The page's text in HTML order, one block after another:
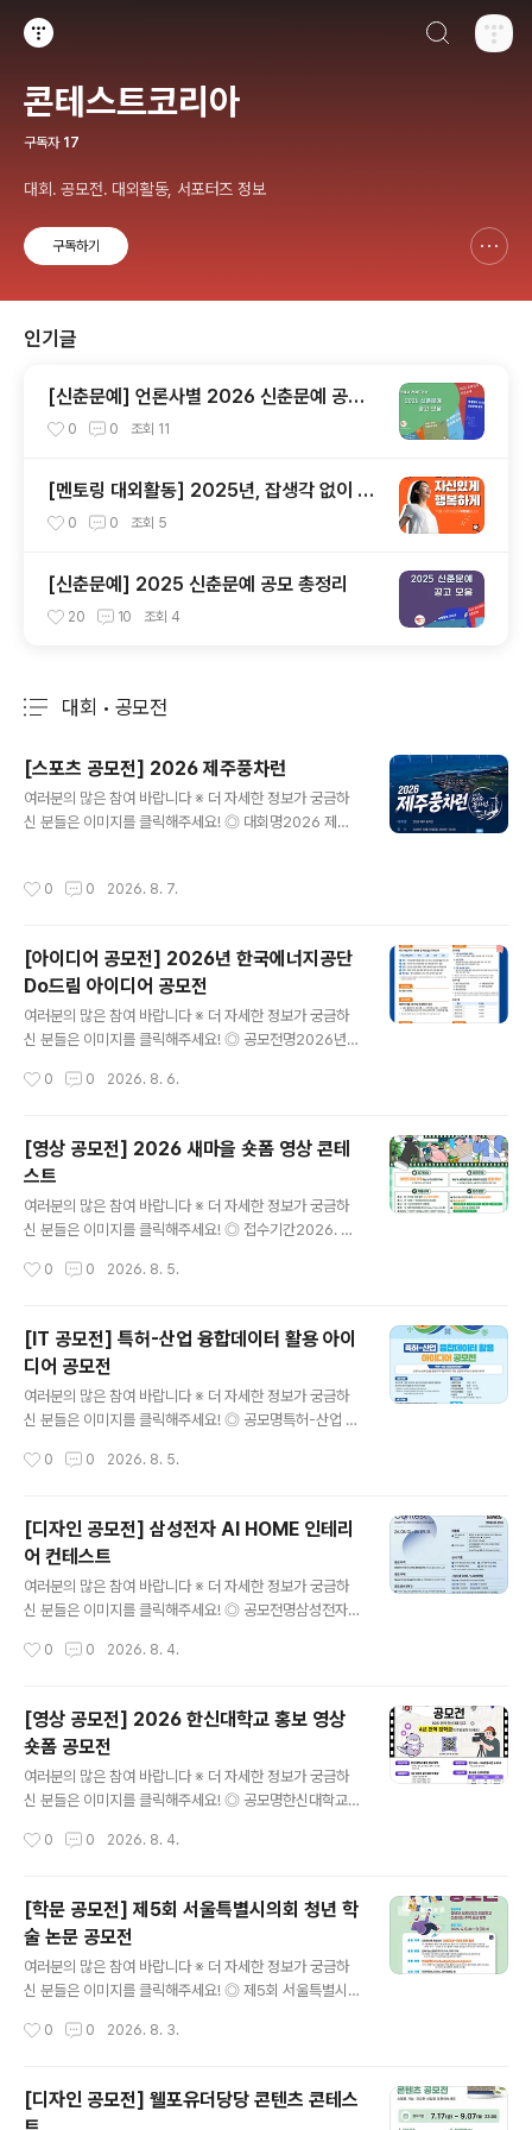
콘테스트코리아
구독자 17
대회. 공모전. 대외활동, 서포터즈 정보
구독하기
인기글
[신춘문예] 언론사별 2026 신춘문예 공고
모음
0 0 조회 11
[멘토링 대외활동] 2025년, 잡생각 없이 가
장 '나답게' 성공하는 법 ㅣ자기계발 명상캠프
0 0 조회 5
[신춘문예] 2025 신춘문예 공모 총정리
20 10 조회 4
대회 • 공모전
[스포츠 공모전] 2026 제주풍차런
여러분의 많은 참여 바랍니다 ※ 더 자세한 정보가 궁금하
신 분들은 이미지를 클릭해주세요! ◎ 대회명2026 제주
수협 다목적어업인종합지원센터제주 제주시 한림읍 한림
9:00 / 5K 09:20 ◎ 참가비 입금계좌- 은행명 : 농협- 계
좌번호 : 351-1405-5832-13- 예금주 : 주식회사 어디
감수광 ◎ 시상내용종합 시상시상은 10km 부문에 한해
진행되며, 5km 부문은 시상에서 제외됩니다.- 1위 30만
0 0 2026. 8. 7.
[아이디어 공모전] 2026년 한국에너지공단
Do드림 아이디어 공모전
여러분의 많은 참여 바랍니다 ※ 더 자세한 정보가 궁금하
신 분들은 이미지를 클릭해주세요! ◎ 공모전명2026년
EA 핵심가치(혁신 / 소통 / 안전 / 신뢰)를 주제로 한 제안 -
◎ 참가자격전국민 누구나 ◎ 접수기간2026.7.15(수) ~
2026.8.31(월) ◎ 참가방법[첨부] 제안서 작성 후 공단홈
페이지 ‘고객제안’ 게시판* 제출*(공단홈페이지) 국민소통
→ 고객만족시스템 → 고객제안 →신청분야[Do드림 아이
디어 공모전] ◎ 제안채택 및 시행① 제안요건 충족여부 등
안시행부서) 사전 채택여부 검토(내용 충실도에 따라 불채
0 0 2026. 8. 6.
[영상 공모전] 2026 새마을 숏폼 영상 콘테
스트
여러분의 많은 참여 바랍니다 ※ 더 자세한 정보가 궁금하
신 분들은 이미지를 클릭해주세요! ◎ 접수기간2026. 6.
주하는 누구나 참여 가능(개인 또는 4인 이하 팀) ◎ 공모
작품규격유형 : 저작권 걱정 없는 순수 창작 콘텐츠시간 : 3
0초~90초 (60초 이내 권장)규격 : 16:9 가로형 또는 세로
형 영상형식 : 표준 영상파일 형식(MP4, MOV, AVI 등)해
상도 : 1920×1080px 또는 1080×1920px ◎ 접수방
법① 필수 해시태그와 함께 개인 SNS 업로드[ 필수 해시
제출서류 작성 후 이메일 제출[ 제출..
0 0 2026. 8. 5.
[IT 공모전] 특허-산업 융합데이터 활용 아이
디어 공모전
여러분의 많은 참여 바랍니다 ※ 더 자세한 정보가 궁금하
신 분들은 이미지를 클릭해주세요! ◎ 공모명특허-산업 융
인공지능 분류모델을 활용하여 개별 특허가 어떤 산업에
(원)생 (대표자 포함 4인 이내 팀 구성) ◎ 일 정○ 2026.
7.23. ~ 9. 11. 접수 기간○ 2026. 9.28. ~ 11. 13. 결과물
제출○ 2026. 11.16. ~ 11. 20. 1차 심사○ 2026. 11.21.
~ 11. 27. 발표 자료 제출○ 2026. 12.02. 2차 심사○ 2
026. 12월 중 시상식 진..
0 0 2026. 8. 5.
[디자인 공모전] 삼성전자 AI HOME 인테리
어 컨테스트
여러분의 많은 참여 바랍니다 ※ 더 자세한 정보가 궁금하
신 분들은 이미지를 클릭해주세요! ◎ 공모전명삼성전자
Contest 삼성전자 AI 기반 주거 공간 디자인 공모전 ◎
인사업자 소속) ◎ 공모주제Space for AI, Design for
Life(AI 가전을 품은 주거 공간 디자인) ◎ 공모 분야(택1)
1. AI키친: 냉장고, 후드일체형 인덕션, AI 스팀, 식기세척
기 등 주방 설계2. AI리빙 : TV, 시스템에어컨, 공기청정기
등 거실 설계※ 자세한 제품 AI 기능과 가이드 팁은 삼성 비
01~09.18수상자 발..
0 0 2026. 8. 4.
[영상 공모전] 2026 한신대학교 홍보 영상
숏폼 공모전
여러분의 많은 참여 바랍니다 ※ 더 자세한 정보가 궁금하
신 분들은 이미지를 클릭해주세요! ◎ 공모명한신대학교
(브랜드 광고, 입시 홍보, 캠퍼스 소개 등 형식 자유) ◎ 응
학생 및 이에 준하는 연령의 청소년 모두 참여 가능(중고등
학교·대안학교·비인가 교육기관·해외학교 재학생 및 검정
고시 준비생 등 포함) ◎ 공모일정- 접수: 2026.7.20(월)
~8.18(화) - 발표: 9월 말 예정(한신대 홈페이지 및 개별
연락) - 발표 후 시상식 진행 예정(수상자는 필수 참여) -
있습니다. ◎ 출품형식30-60초 길이의 MP4 영상..
0 0 2026. 8. 4.
[학문 공모전] 제5회 서울특별시의회 청년 학
술 논문 공모전
여러분의 많은 참여 바랍니다 ※ 더 자세한 정보가 궁금하
신 분들은 이미지를 클릭해주세요! ◎ 제5회 서울특별시의
어나갈 새로운 주역인 청년들이 우리사회가 직면한 문제에
고 참신한 제안을 발굴하고자 매년 우수 학술 논문을 공모·
선정하여 오고 있습니다. 올해에도 청년 여러분들의 많은
0 0 2026. 8. 3.
[디자인 공모전] 웰포유더당당 콘텐츠 콘테스